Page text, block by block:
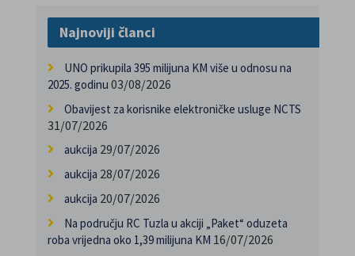
Najnoviji članci
UNO prikupila 395 milijuna KM više u odnosu na
2025. godinu 03/08/2026
Obavijest za korisnike elektroničke usluge NCTS
31/07/2026
aukcija 29/07/2026
aukcija 28/07/2026
aukcija 20/07/2026
Na području RC Tuzla u akciji „Paket“ oduzeta
roba vrijedna oko 1,39 milijuna KM 16/07/2026